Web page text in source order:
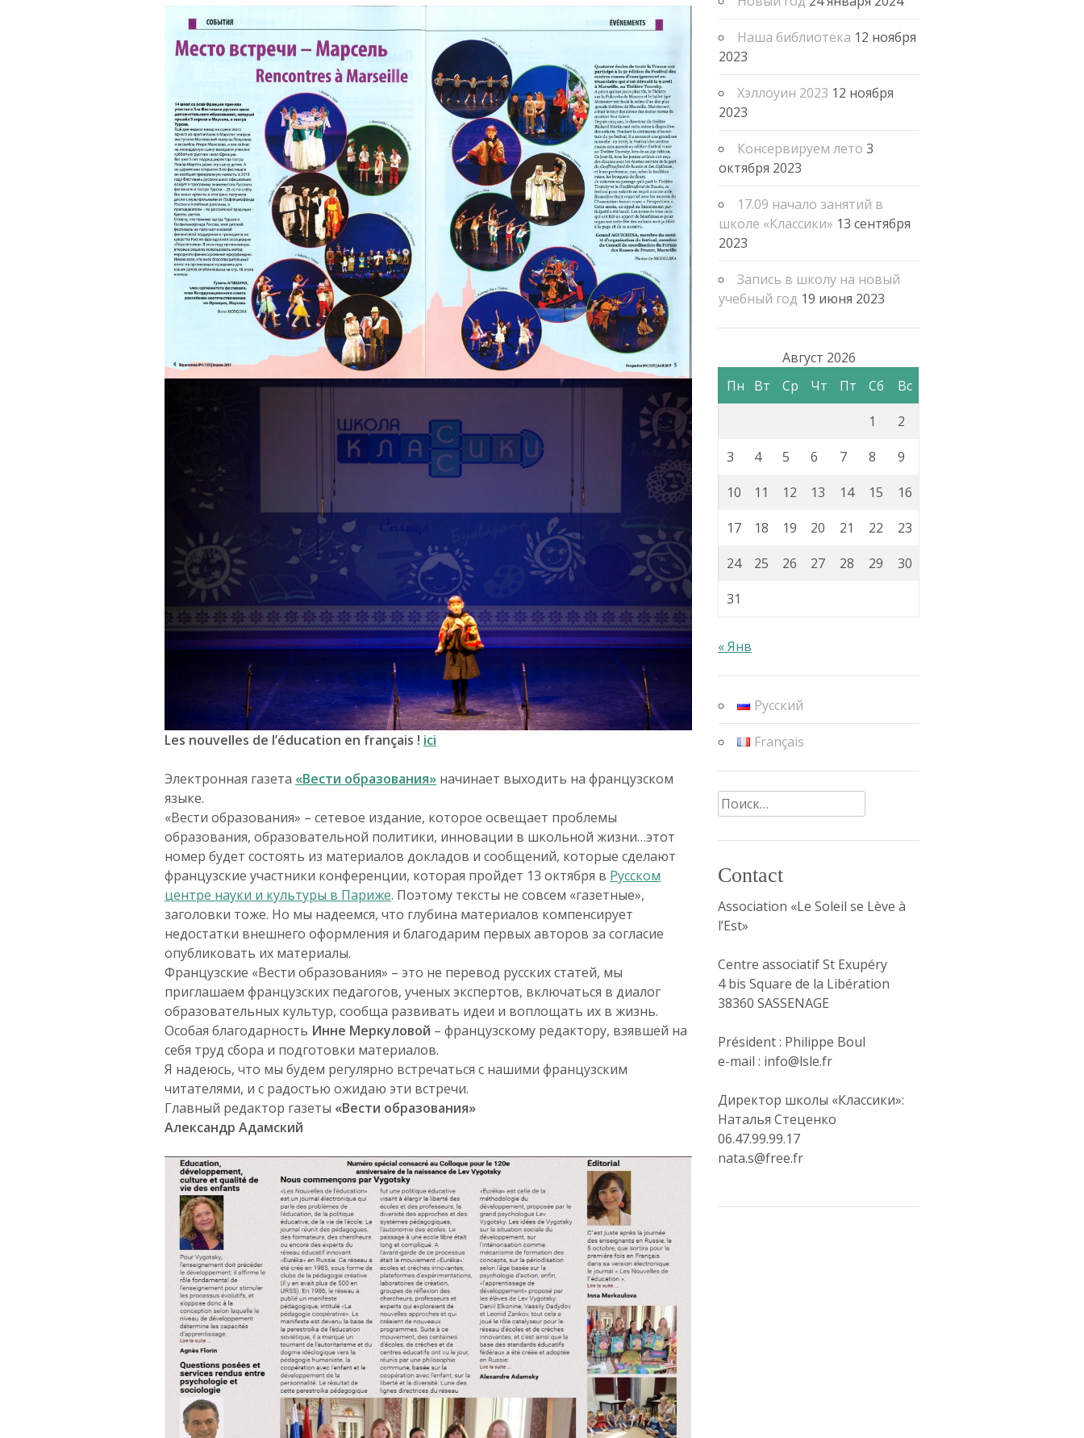
Les nouvelles de l’éducation en français ! ici
Электронная газета «Вести образования» начинает выходить на французском
языке.
«Вести образования» – сетевое издание, которое освещает проблемы
образования, образовательной политики, инновации в школьной жизни…этот
номер будет состоять из материалов докладов и сообщений, которые сделают
французские участники конференции, которая пройдет 13 октября в Русском
центре науки и культуры в Париже. Поэтому тексты не совсем «газетные»,
заголовки тоже. Но мы надеемся, что глубина материалов компенсирует
недостатки внешнего оформления и благодарим первых авторов за согласие
опубликовать их материалы.
Французские «Вести образования» – это не перевод русских статей, мы
приглашаем французских педагогов, ученых экспертов, включаться в диалог
образовательных культур, сообща развивать идеи и воплощать их в жизнь.
Особая благодарность Инне Меркуловой – французскому редактору, взявшей на
себя труд сбора и подготовки материалов.
Я надеюсь, что мы будем регулярно встречаться с нашими французским
читателями, и с радостью ожидаю эти встречи.
Главный редактор газеты «Вести образования»
Александр Адамский
Наша библиотека 12 ноября
2023
Хэллоуин 2023 12 ноября
2023
Консервируем лето 3
октября 2023
17.09 начало занятий в
школе «Классики» 13 сентября
2023
Запись в школу на новый
учебный год 19 июня 2023
Август 2026
Пн
Вт Ср Чт Пт Сб
Вс
1
2
3
4 5 6 7 8
9
10
11 12 13 14 15
16
17
18 19 20 21 22
23
24
25 26 27 28 29
30
31
« Янв
Русский
Français
Найти:
Contact
Association «Le Soleil se Lève à
l’Est»
Centre associatif St Exupéry
4 bis Square de la Libération
38360 SASSENAGE
Président : Philippe Boul
e-mail : info@lsle.fr
Директор школы «Классики»:
Наталья Стеценко
06.47.99.99.17
nata.s@free.fr